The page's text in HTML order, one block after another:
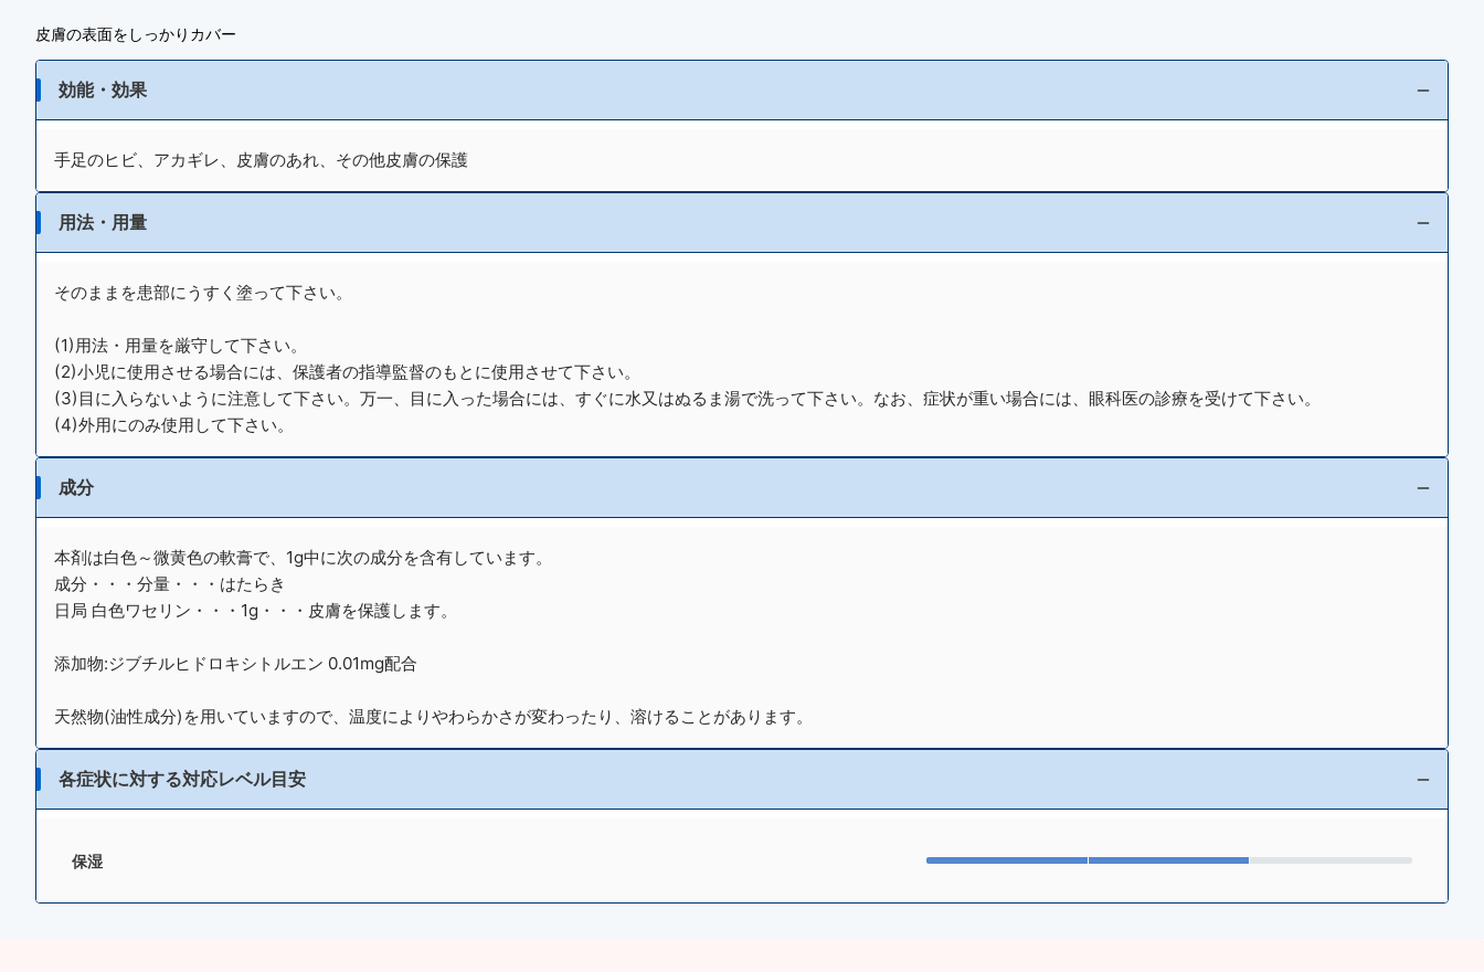
皮膚の表面をしっかりカバー
効能・効果
手足のヒビ、アカギレ、皮膚のあれ、その他皮膚の保護
用法・用量
そのままを患部にうすく塗って下さい。
(1)用法・用量を厳守して下さい。
(2)小児に使用させる場合には、保護者の指導監督のもとに使用させて下さい。
(3)目に入らないように注意して下さい。万一、目に入った場合には、すぐに水又はぬるま湯で洗って下さい。なお、症状が重い場合には、眼科医の診療を受けて下さい。
(4)外用にのみ使用して下さい。
成分
本剤は白色～微黄色の軟膏で、1g中に次の成分を含有しています。
成分・・・分量・・・はたらき
日局 白色ワセリン・・・1g・・・皮膚を保護します。
添加物:ジブチルヒドロキシトルエン 0.01mg配合
天然物(油性成分)を用いていますので、温度によりやわらかさが変わったり、溶けることがあります。
各症状に対する対応レベル目安
保湿